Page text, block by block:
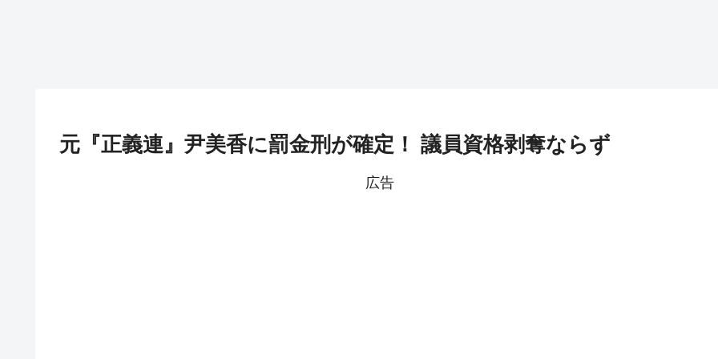
元『正義連』尹美香に罰金刑が確定！ 議員資格剥奪ならず
広告